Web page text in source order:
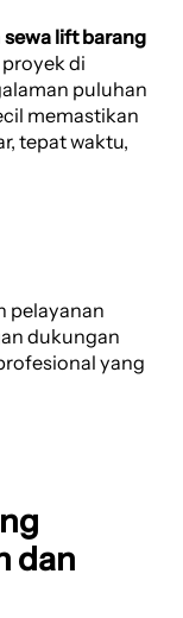
sewa lift barang
di
puluhan
memastikan
tepat waktu,
pelayanan
dukungan
yang
dan